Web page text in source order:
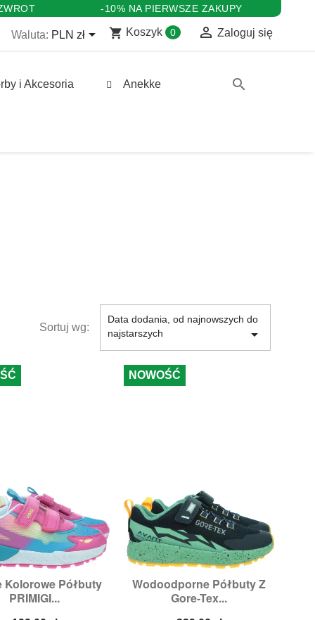
-10% NA PIERWSZE ZAKUPY
Waluta: PLN zł shopping_cart Koszyk 0  Zaloguj się
i Akcesoria Anekke search
Sortuj wg:
Data dodania, od najnowszych do
najstarszych

Kolorowe Półbuty
PRIMIGI...
Szybki podgląd
Rozmiary:31
Wodoodporne Półbuty Z
Gore-Tex...
Szybki podgląd
Rozmiary:30,31,34,
NOWOŚĆ